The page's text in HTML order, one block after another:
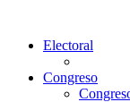
Electoral
Congreso